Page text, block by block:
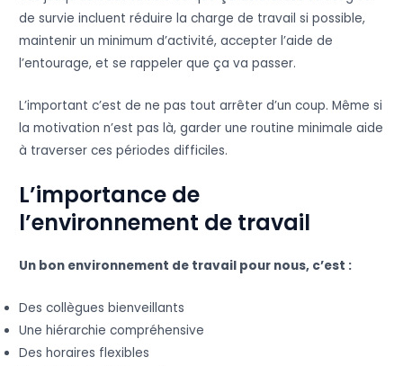
de survie incluent réduire la charge de travail si possible,
maintenir un minimum d’activité, accepter l’aide de
l’entourage, et se rappeler que ça va passer.
L’important c’est de ne pas tout arrêter d’un coup. Même si
la motivation n’est pas là, garder une routine minimale aide
à traverser ces périodes difficiles.
L’importance de
l’environnement de travail
Un bon environnement de travail pour nous, c’est :
Des collègues bienveillants
Une hiérarchie compréhensive
Des horaires flexibles